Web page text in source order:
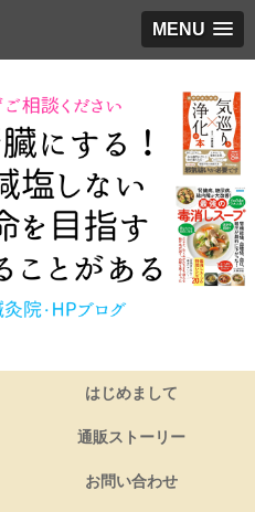
MENU
はじめまして
通販ストーリー
お問い合わせ